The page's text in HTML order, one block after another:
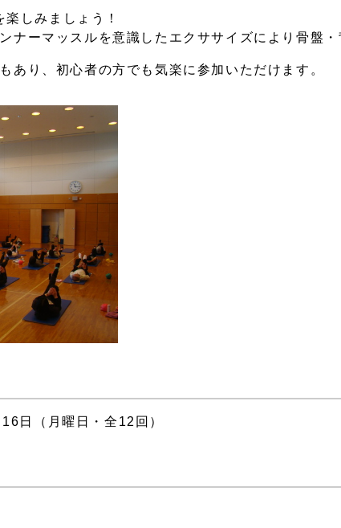
楽しみましょう！
ナーマッスルを意識したエクササイズにより骨盤
あり、初心者の方でも気楽に参加いただけます。
日（月曜日・全12回）